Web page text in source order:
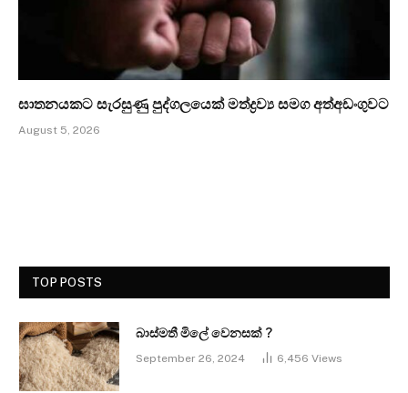
ඝාතනයකට සැරසුණු පුද්ගලයෙක් මත්ද්‍රව්‍ය සමග අත්අඩංගුවට
August 5, 2026
TOP POSTS
බාස්මතී මිලේ වෙනසක් ?
September 26, 2024 6,456 Views